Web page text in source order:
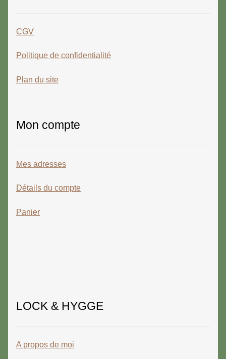
CGV
Politique de confidentialité
Plan du site
Mon compte
Mes adresses
Détails du compte
Panier
LOCK & HYGGE
A propos de moi